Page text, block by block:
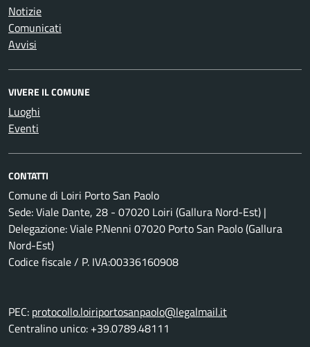
Notizie
Comunicati
Avvisi
VIVERE IL COMUNE
Luoghi
Eventi
CONTATTI
Comune di Loiri Porto San Paolo
Sede: Viale Dante, 28 - 07020 Loiri (Gallura Nord-Est) |
Delegazione: Viale P.Nenni 07020 Porto San Paolo (Gallura
Nord-Est)
Codice fiscale / P. IVA:00336160908
PEC: protocollo.loiriportosanpaolo@legalmail.it
Centralino unico: +39.0789.48111